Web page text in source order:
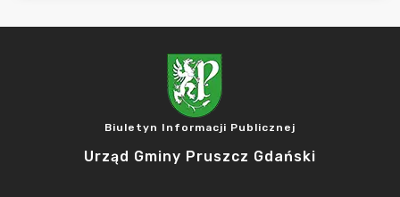
Biuletyn Informacji Publicznej
Urząd Gminy Pruszcz Gdański